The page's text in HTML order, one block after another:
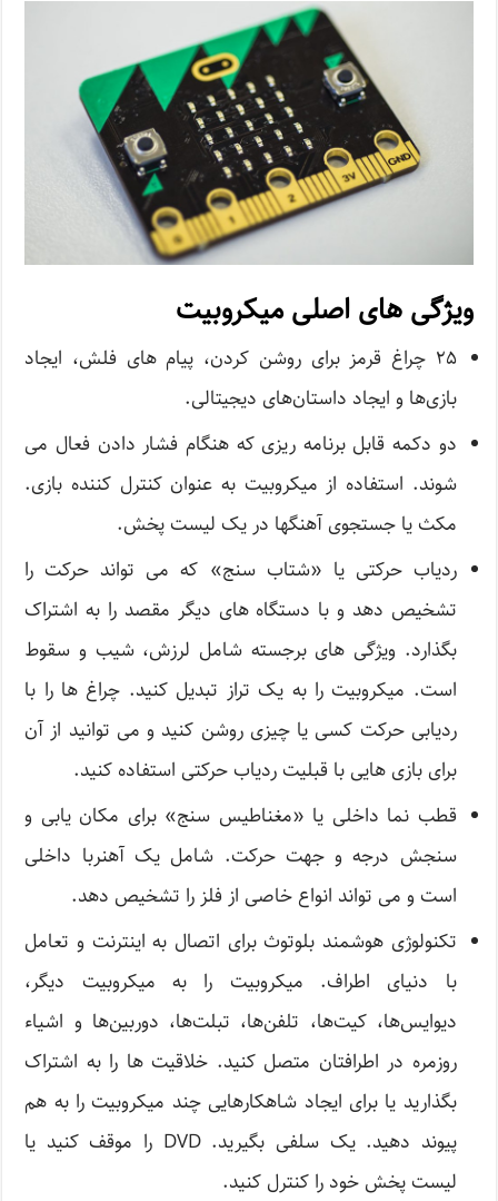
ویژگی های اصلی میکروبیت
۲۵ چراغ قرمز برای روشن کردن، پیام های فلش، ایجاد
بازی‌ها و ایجاد داستان‌های دیجیتالی.
دو دکمه قابل برنامه ریزی که هنگام فشار دادن فعال می
شوند. استفاده از میکروبیت به عنوان کنترل کننده بازی.
مکث یا جستجوی آهنگها در یک لیست پخش.
ردیاب حرکتی یا «شتاب سنج» که می تواند حرکت را
تشخیص دهد و با دستگاه های دیگر مقصد را به اشتراک
بگذارد. ویژگی های برجسته شامل لرزش، شیب و سقوط
است. میکروبیت را به یک تراز تبدیل کنید. چراغ ها را با
ردیابی حرکت کسی یا چیزی روشن کنید و می توانید از آن
برای بازی هایی با قبلیت ردیاب حرکتی استفاده کنید.
قطب نما داخلی یا «مغناطیس سنج» برای مکان یابی و
سنجش درجه و جهت حرکت. شامل یک آهنربا داخلی
است و می تواند انواع خاصی از فلز را تشخیص دهد.
تکنولوژی هوشمند بلوتوث برای اتصال به اینترنت و تعامل
با دنیای اطراف. میکروبیت را به میکروبیت دیگر،
دیوایس‌ها، کیت‌ها، تلفن‌ها، تبلت‌ها، دوربین‌ها و اشیاء
روزمره در اطرافتان متصل کنید. خلاقیت ها را به اشتراک
بگذارید یا برای ایجاد شاهکارهایی چند میکروبیت را به هم
پیوند دهید. یک سلفی بگیرید. DVD را موقف کنید یا
لیست پخش خود را کنترل کنید.